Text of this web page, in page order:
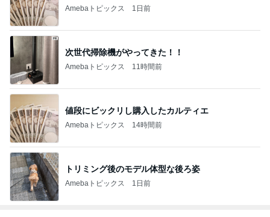
Amebaトピックス 1日前
次世代掃除機がやってきた！！
Amebaトピックス 11時間前
値段にビックリし購入したカルティエ
Amebaトピックス 14時間前
トリミング後のモデル体型な後ろ姿
Amebaトピックス 1日前